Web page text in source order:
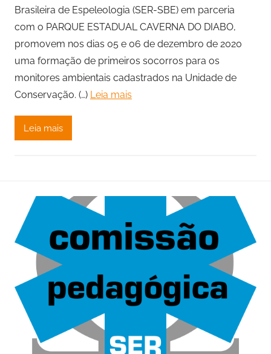
Brasileira de Espeleologia (SER-SBE) em parceria
com o PARQUE ESTADUAL CAVERNA DO DIABO,
promovem nos dias 05 e 06 de dezembro de 2020
uma formação de primeiros socorros para os
monitores ambientais cadastrados na Unidade de
Conservação. (…) Leia mais
Leia mais